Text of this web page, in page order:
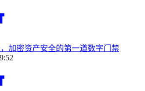
，加密资产安全的第一道数字门禁